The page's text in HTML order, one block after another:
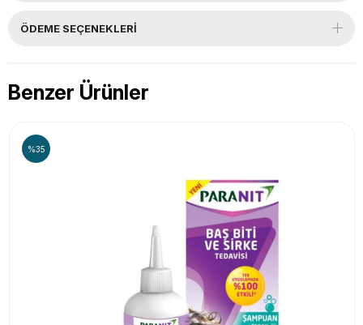
ÖDEME SEÇENEKLERI
Benzer Ürünler
%35